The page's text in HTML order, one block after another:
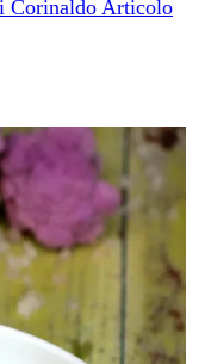
Corinaldo Articolo